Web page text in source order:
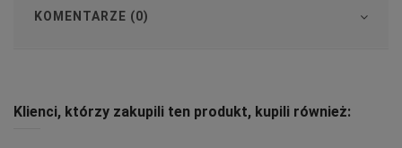
KOMENTARZE (0)
Klienci, którzy zakupili ten produkt, kupili również: